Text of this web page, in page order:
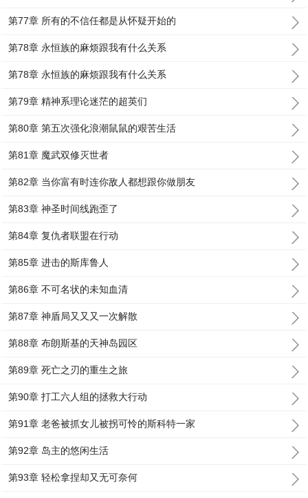
第77章 所有的不信任都是从怀疑开始的
第78章 永恒族的麻烦跟我有什么关系
第78章 永恒族的麻烦跟我有什么关系
第79章 精神系理论迷茫的超英们
第80章 第五次强化浪潮鼠鼠的艰苦生活
第81章 魔武双修灭世者
第82章 当你富有时连你敌人都想跟你做朋友
第83章 神圣时间线跑歪了
第84章 复仇者联盟在行动
第85章 进击的斯库鲁人
第86章 不可名状的未知血清
第87章 神盾局又又又一次解散
第88章 布朗斯基的天神岛园区
第89章 死亡之刃的重生之旅
第90章 打工六人组的拯救大行动
第91章 老爸被抓女儿被拐可怜的斯科特一家
第92章 岛主的悠闲生活
第93章 轻松拿捏却又无可奈何